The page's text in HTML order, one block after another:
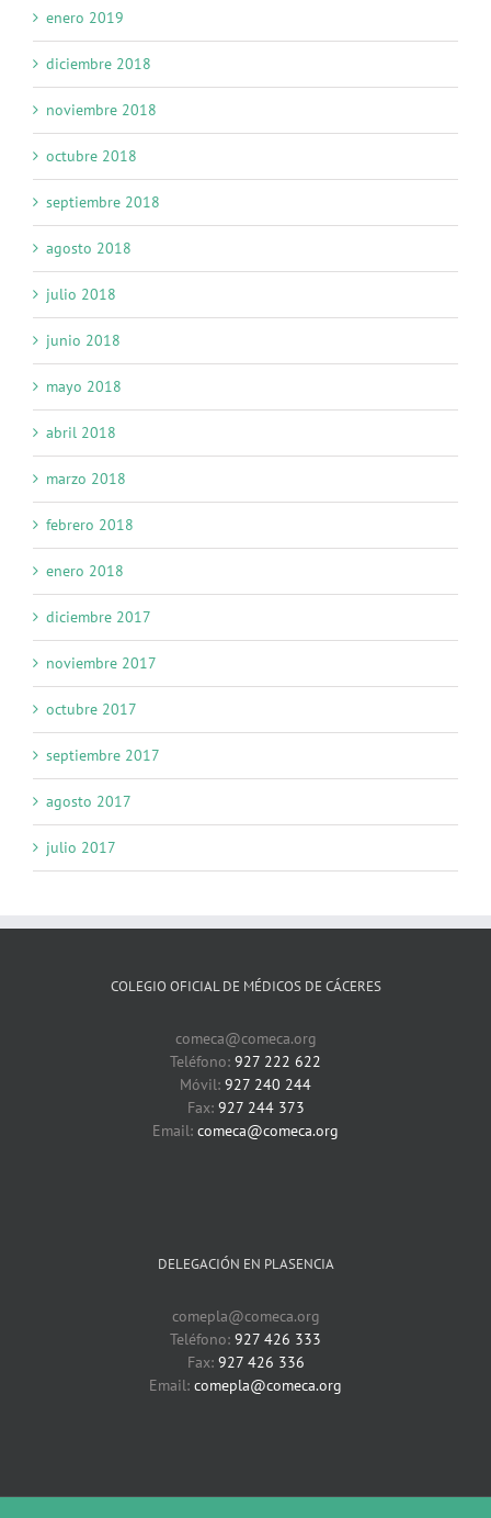
enero 2019
diciembre 2018
noviembre 2018
octubre 2018
septiembre 2018
agosto 2018
julio 2018
junio 2018
mayo 2018
abril 2018
marzo 2018
febrero 2018
enero 2018
diciembre 2017
noviembre 2017
octubre 2017
septiembre 2017
agosto 2017
julio 2017
COLEGIO OFICIAL DE MÉDICOS DE CÁCERES
comeca@comeca.org
Teléfono: 927 222 622
Móvil: 927 240 244
Fax: 927 244 373
Email: comeca@comeca.org
DELEGACIÓN EN PLASENCIA
comepla@comeca.org
Teléfono: 927 426 333
Fax: 927 426 336
Email: comepla@comeca.org